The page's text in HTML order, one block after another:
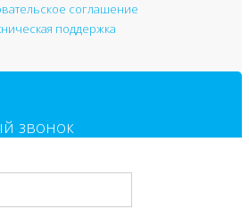
соглашение
поддержка
звонок